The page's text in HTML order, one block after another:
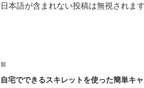
日本語が含まれない投稿は無視されま
投
稿
前
の
前
自宅でできるスキレットを使った簡単キ